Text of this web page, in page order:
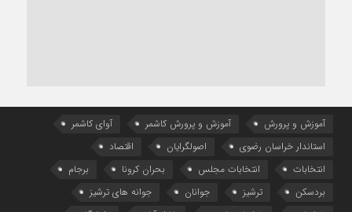
آموزش و پرورش آموزش و پرورش کاشمر
آوای کاشمر
استاندار خراسان رضوی
اصولگرایان
اقتصاد
انتخابات
انتخابات مجلس بحران کرونا
برجام
بردسکن
ترشیز جوانان
جوانه های ترشیز